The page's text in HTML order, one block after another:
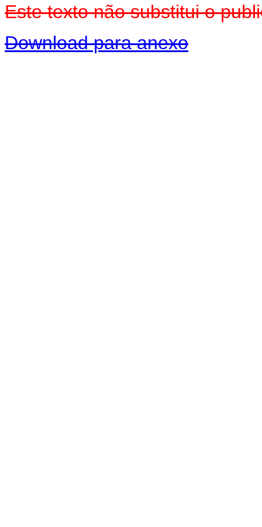
Este texto não substitui o
Download para anexo